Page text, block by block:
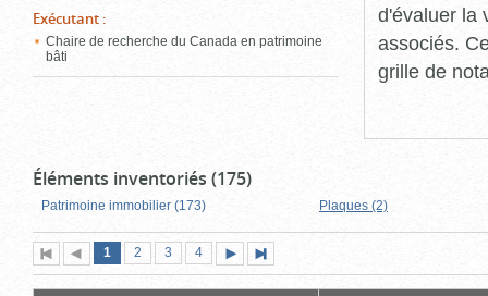
Exécutant :
Chaire de recherche du Canada en patrimoine
bâti
d'évaluer la
associés.
grille de
Éléments inventoriés (175)
Patrimoine immobilier (173) Plaques (2)
Première
page
Page
précédente
Page
1 (page
actuelle)
Page
2 Page
3 Page
4
suivante
page